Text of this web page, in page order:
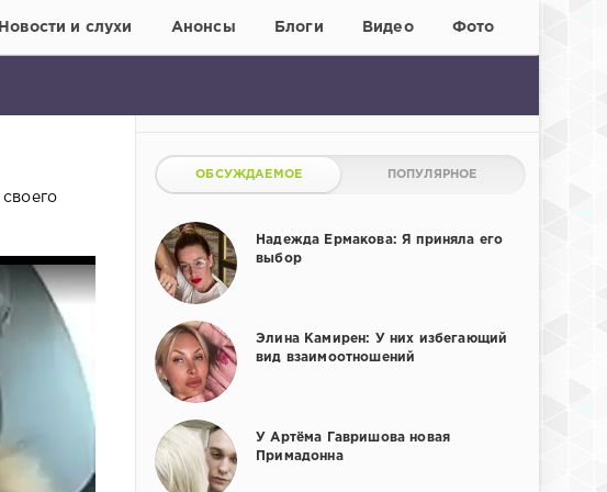
Новости и слухи Анонсы Блоги Видео Фото
ОБСУЖДАЕМОЕ ПОПУЛЯРНОЕ
Надежда Ермакова: Я приняла его
выбор
Элина Камирен: У них избегающий
вид взаимоотношений
У Артёма Гавришова новая
Примадонна